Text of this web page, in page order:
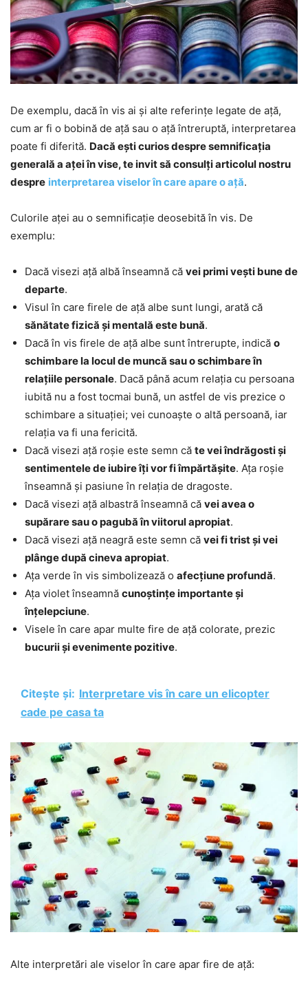
De exemplu, dacă în vis ai și alte referințe legate de ață,
cum ar fi o bobină de ață sau o ață întreruptă, interpretarea
poate fi diferită. Dacă ești curios despre semnificația
generală a aței în vise, te invit să consulți articolul nostru
despre interpretarea viselor în care apare o ață.
Culorile aței au o semnificație deosebită în vis. De
exemplu:
Dacă visezi ață albă înseamnă că vei primi vești bune de
departe.
Visul în care firele de ață albe sunt lungi, arată că
sănătate fizică și mentală este bună.
Dacă în vis firele de ață albe sunt întrerupte, indică o
schimbare la locul de muncă sau o schimbare în
relațiile personale. Dacă până acum relația cu persoana
iubită nu a fost tocmai bună, un astfel de vis prezice o
schimbare a situației; vei cunoaște o altă persoană, iar
relația va fi una fericită.
Dacă visezi ață roșie este semn că te vei îndrăgosti și
sentimentele de iubire îți vor fi împărtășite. Ața roșie
înseamnă și pasiune în relația de dragoste.
Dacă visezi ață albastră înseamnă că vei avea o
supărare sau o pagubă în viitorul apropiat.
Dacă visezi ață neagră este semn că vei fi trist și vei
plânge după cineva apropiat.
Ața verde în vis simbolizează o afecțiune profundă.
Ața violet înseamnă cunoștințe importante și
înțelepciune.
Visele în care apar multe fire de ață colorate, prezic
bucurii și evenimente pozitive.
Citește și: Interpretare vis în care un elicopter
cade pe casa ta
Alte interpretări ale viselor în care apar fire de ață: